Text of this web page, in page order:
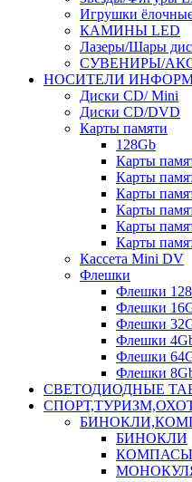
Игрушки
КАМИНЫ LED
Лазеры/Шары
СУВЕНИРЫ/
НОСИТЕЛИ
Диски CD/ Mini
Диски CD/DVD
Карты памяти
128Gb
Карты
Карты
Карты
Карты
Карты
Карты
Кассета Mini DV
Флешки
Флешки
Флешки
Флешки
Флешки
Флешки
Флешки
СВЕТОДИОДНЫЕ
БИНОКЛИ
КОМПАСЫ